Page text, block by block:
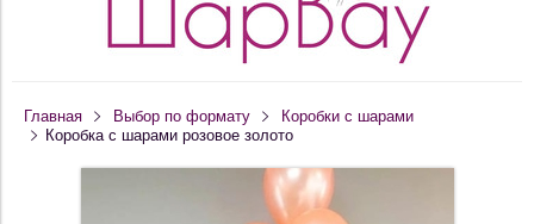
Главная Выбор по формату
Коробки с шарами
Коробка с шарами розовое золото